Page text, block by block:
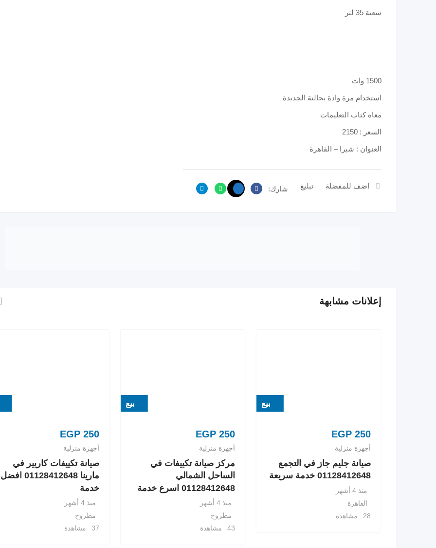
سعتة 35 لتر
1500 وات
استخدام مرة وادة بحالتة الجديدة
معاه كتاب التعليمات
السعر : 2150
العنوان : شبرا – القاهرة
اضف للمفضلة تبليغ شارك:
إعلانات مشابهة
بيع
EGP 250
أجهزة منزلية
صيانة جليم جاز في التجمع
01128412648 خدمة سريعة
منذ 4 أشهر
القاهرة
28 مشاهدة
بيع
EGP250
أجهزة منزلية
مركز صيانة تكييفات في
الساحل الشمالي
01128412648 اسرع خدمة
منذ 4 أشهر
مطروح
43 مشاهدة
EGP250
أجهزة منزلية
صيانة تكييفات كاريير في
مارينا 01128412648 افضل
خدمة
منذ 4 أشهر
مطروح
37 مشاهدة